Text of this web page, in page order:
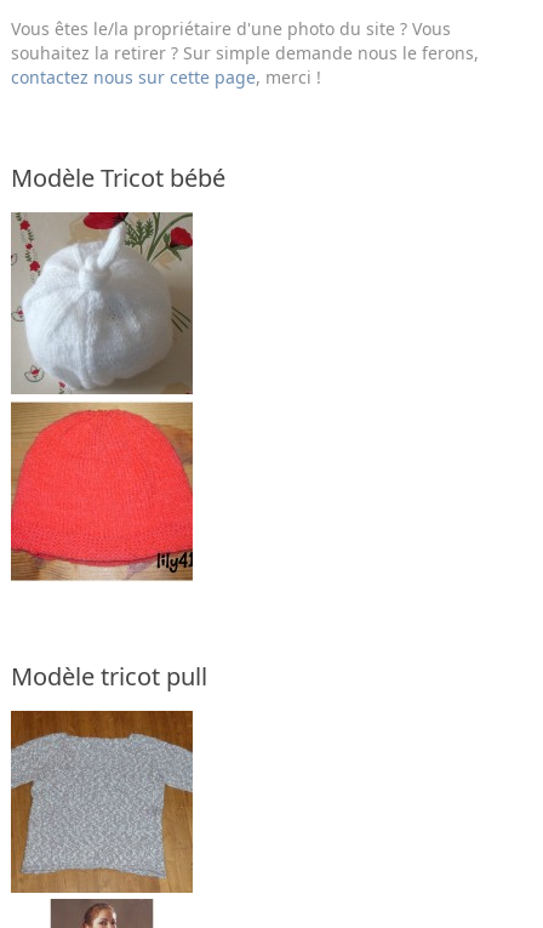
Vous êtes le/la propriétaire d'une photo du site ? Vous
souhaitez la retirer ? Sur simple demande nous le ferons,
contactez nous sur cette page, merci !
Modèle Tricot bébé
Modèle tricot pull